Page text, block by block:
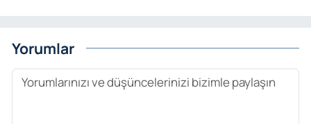
Yorumlar